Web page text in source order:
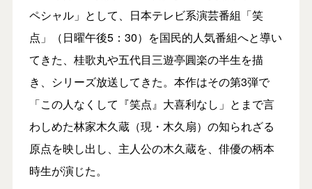
ペシャル」として、日本テレビ系演芸番組「笑
点」（日曜午後5：30）を国民的人気番組へと導い
てきた、桂歌丸や五代目三遊亭圓楽の半生を描
き、シリーズ放送してきた。本作はその第3弾で
「この人なくして『笑点』大喜利なし」とまで言
わしめた林家木久蔵（現・木久扇）の知られざる
原点を映し出し、主人公の木久蔵を、俳優の柄本
時生が演じた。